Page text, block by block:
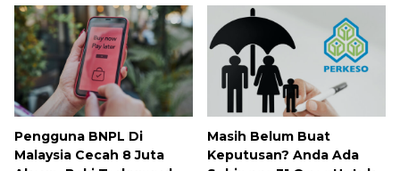
Pengguna BNPL Di
Malaysia Cecah 8 Juta
Masih Belum Buat
Keputusan? Anda Ada